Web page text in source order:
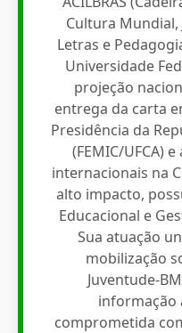
Cultura Mundial,
Letras e
Universidade
projeção
entrega da carta
Presidência da
(FEMIC/UFCA)
internacionais na
alto impacto,
Educacional e
Sua atuação
mobilização
Juventude-
informação
comprometida